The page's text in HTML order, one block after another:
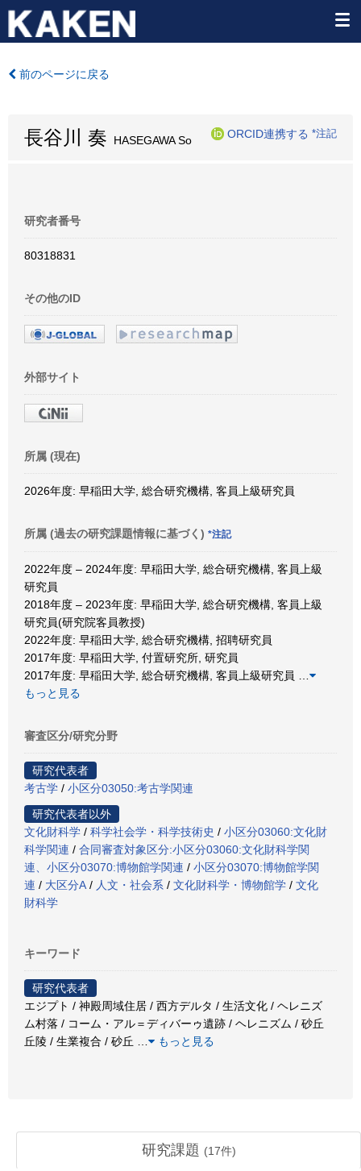
前のページに戻る
長谷川 奏 HASEGAWA So
ORCID連携する *注記
研究者番号
80318831
その他のID
外部サイト
所属 (現在)
2026年度: 早稲田大学, 総合研究機構, 客員上級研究員
所属 (過去の研究課題情報に基づく) *注記
2022年度 – 2024年度: 早稲田大学, 総合研究機構, 客員上級
研究員
2018年度 – 2023年度: 早稲田大学, 総合研究機構, 客員上級
研究員(研究院客員教授)
2022年度: 早稲田大学, 総合研究機構, 招聘研究員
2017年度: 早稲田大学, 付置研究所, 研究員
2017年度: 早稲田大学, 総合研究機構, 客員上級研究員
もっと見る
審査区分/研究分野
研究代表者
考古学 / 小区分03050:考古学関連
研究代表者以外
文化財科学 / 科学社会学・科学技術史 / 小区分03060:文化財
科学関連 / 合同審査対象区分:小区分03060:文化財科学関
連、小区分03070:博物館学関連 / 小区分03070:博物館学関
連 / 大区分A / 人文・社会系 / 文化財科学・博物館学 / 文化
財科学
キーワード
研究代表者
エジプト / 神殿周域住居 / 西方デルタ / 生活文化 / ヘレニズ
ム村落 / コーム・アル＝ディバーゥ遺跡 / ヘレニズム / 砂丘
丘陵 / 生業複合 / 砂丘
もっと見る
研究課題 (17件)